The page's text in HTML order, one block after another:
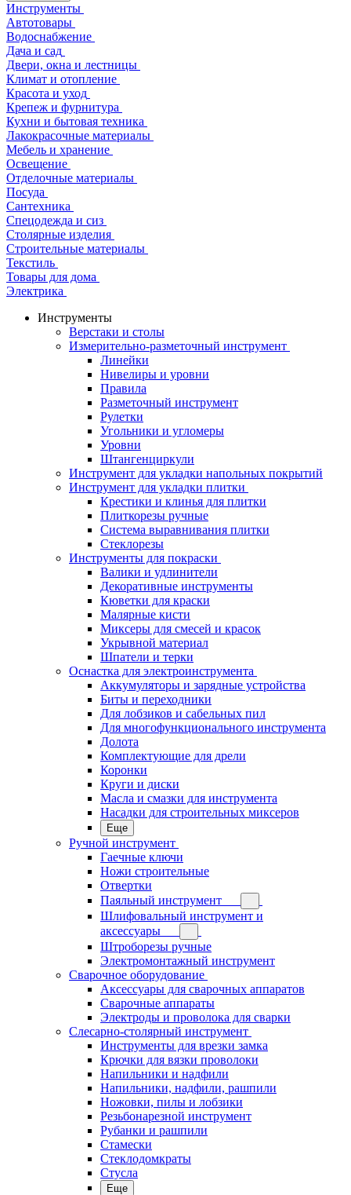
Инструменты
Автотовары
Водоснабжение
Дача и сад
Двери, окна и лестницы
Климат и отопление
Красота и уход
Крепеж и фурнитура
Кухни и бытовая техника
Лакокрасочные материалы
Мебель и хранение
Освещение
Отделочные материалы
Посуда
Сантехника
Спецодежда и сиз
Столярные изделия
Строительные материалы
Текстиль
Товары для дома
Электрика
Инструменты
Верстаки и столы
Измерительно-разметочный инструмент
Линейки
Нивелиры и уровни
Правила
Разметочный инструмент
Рулетки
Угольники и угломеры
Уровни
Штангенциркули
Инструмент для укладки напольных покрытий
Инструмент для укладки плитки
Крестики и клинья для плитки
Плиткорезы ручные
Система выравнивания плитки
Стеклорезы
Инструменты для покраски
Валики и удлинители
Декоративные инструменты
Кюветки для краски
Малярные кисти
Миксеры для смесей и красок
Укрывной материал
Шпатели и терки
Оснастка для электроинструмента
Аккумуляторы и зарядные устройства
Биты и переходники
Для лобзиков и сабельных пил
Для многофункционального инструмента
Долота
Комплектующие для дрели
Коронки
Круги и диски
Масла и смазки для инструмента
Насадки для строительных миксеров
Еще
Ручной инструмент
Гаечные ключи
Ножи строительные
Отвертки
Паяльный инструмент
Шлифовальный инструмент и
аксессуары
Штроборезы ручные
Электромонтажный инструмент
Сварочное оборудование
Аксессуары для сварочных аппаратов
Сварочные аппараты
Электроды и проволока для сварки
Слесарно-столярный инструмент
Инструменты для врезки замка
Крючки для вязки проволоки
Напильники и надфили
Напильники, надфили, рашпили
Ножовки, пилы и лобзики
Резьбонарезной инструмент
Рубанки и рашпили
Стамески
Стеклодомкраты
Стусла
Еще